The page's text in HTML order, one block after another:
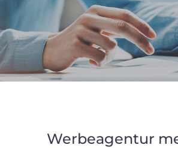
Werbeagentur